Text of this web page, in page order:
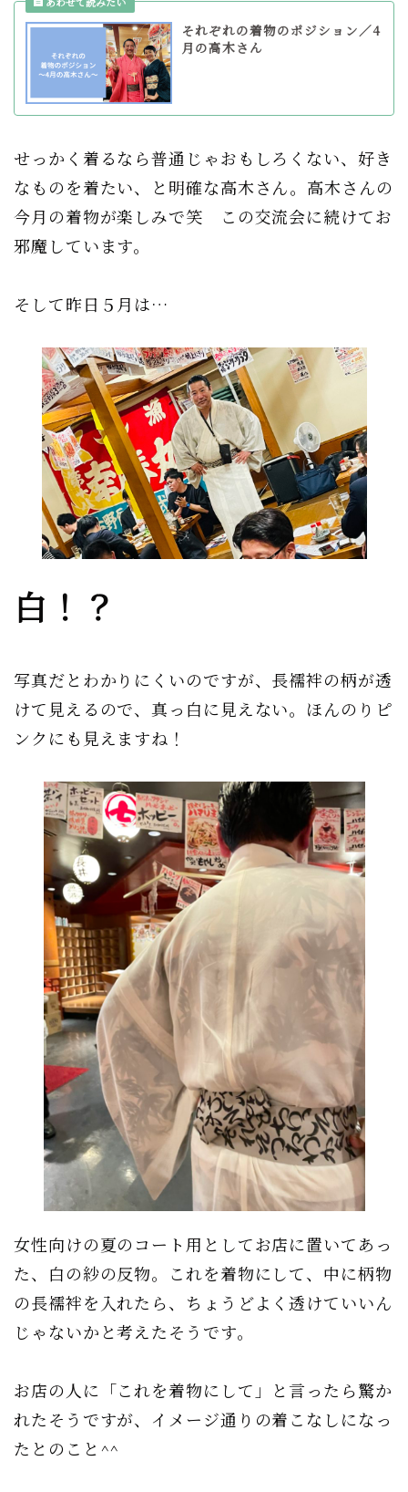
それぞれの着物のポジション／4
月の高木さん
せっかく着るなら普通じゃおもしろくない、好き
なものを着たい、と明確な高木さん。高木さんの
今月の着物が楽しみで笑 この交流会に続けてお
邪魔しています。
そして昨日５月は…
白！？
写真だとわかりにくいのですが、長襦袢の柄が透
けて見えるので、真っ白に見えない。ほんのりピ
ンクにも見えますね！
女性向けの夏のコート用としてお店に置いてあっ
た、白の紗の反物。これを着物にして、中に柄物
の長襦袢を入れたら、ちょうどよく透けていいん
じゃないかと考えたそうです。
お店の人に「これを着物にして」と言ったら驚か
れたそうですが、イメージ通りの着こなしになっ
たとのこと^^